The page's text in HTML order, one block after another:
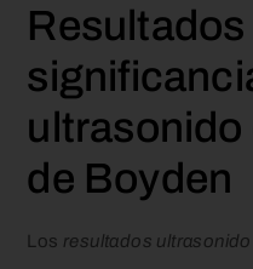
Resultados
ultrasonido
de Boyden
Los resultados